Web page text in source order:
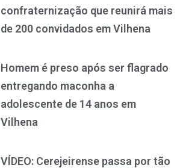
confraternização que reunirá mais
de 200 convidados em Vilhena
Homem é preso após ser flagrado
entregando maconha a
adolescente de 14 anos em
Vilhena
VÍDEO: Cerejeirense passa por tão